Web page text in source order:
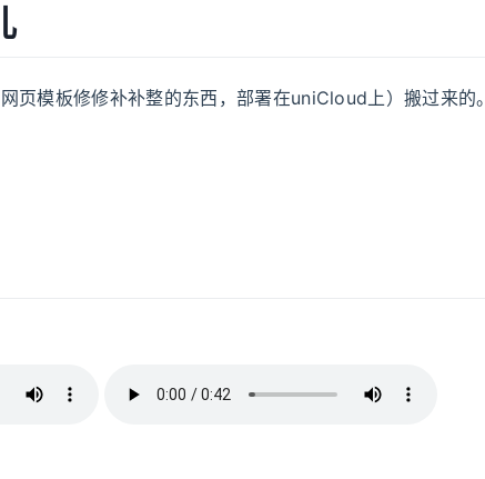
网页模板修修补补整的东西，部署在uniCloud上）搬过来的。